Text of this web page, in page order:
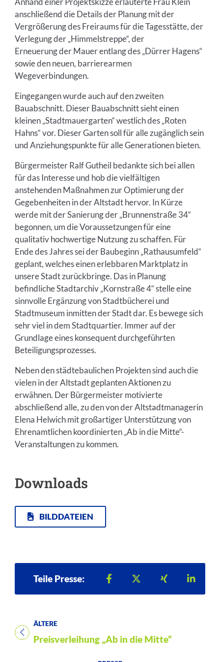
anschließend die Details der Planung mit der
Vergrößerung des Freiraums für die Tagesstätte, der
Verlegung der „Himmelstreppe“, der
Erneuerung der Mauer entlang des „Dürrer Hagens“
sowie den neuen, barrierearmen
Wegeverbindungen.
Eingegangen wurde auch auf den zweiten
Bauabschnitt. Dieser Bauabschnitt sieht einen
kleinen „Stadtmauergarten“ westlich des „Roten
Hahns“ vor. Dieser Garten soll für alle zugänglich sein
und Anziehungspunkte für alle Generationen bieten.
Bürgermeister Ralf Gutheil bedankte sich bei allen
für das Interesse und hob die vielfältigen
anstehenden Maßnahmen zur Optimierung der
Gegebenheiten in der Altstadt hervor. In Kürze
werde mit der Sanierung der „Brunnenstraße 34“
begonnen, um die Voraussetzungen für eine
qualitativ hochwertige Nutzung zu schaffen. Für
Ende des Jahres sei der Baubeginn „Rathausumfeld“
geplant, welches einen erlebbaren Marktplatz in
unsere Stadt zurückbringe. Das in Planung
befindliche Stadtarchiv „Kornstraße 4“ stelle eine
sinnvolle Ergänzung von Stadtbücherei und
Stadtmuseum inmitten der Stadt dar. Es bewege sich
sehr viel in dem Stadtquartier. Immer auf der
Grundlage eines konsequent durchgeführten
Beteiligungsprozesses.
Neben den städtebaulichen Projekten sind auch die
vielen in der Altstadt geplanten Aktionen zu
erwähnen. Der Bürgermeister motivierte
abschließend alle, zu den von der Altstadtmanagerin
Elena Helwich mit großartiger Unterstützung von
Ehrenamtlichen koordinierten „Ab in die Mitte“-
Veranstaltungen zu kommen.
Downloads
BILDDATEIEN
Teile Presse: Teilen auf Facebook
Teilen auf X
Teilen auf
ÄLTERE
Titel für Presse
Preisverleihung „Ab in die Mitte“